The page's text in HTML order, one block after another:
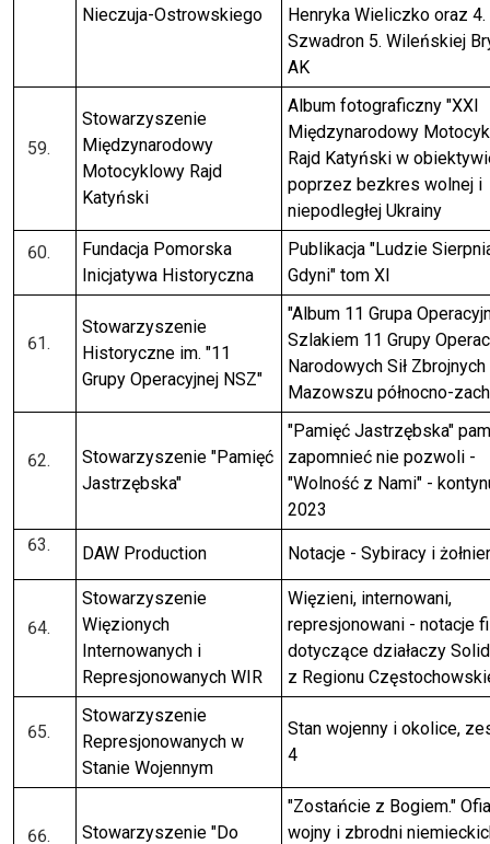
Nieczuja-Ostrowskiego
Henryka Wieliczko oraz 4.
Szwadron 5. Wileńskiej
AK
Stowarzyszenie
Międzynarodowy
Motocyklowy Rajd
Katyński
Album fotograficzny "XXI
Międzynarodowy
Rajd Katyński w
poprzez bezkres wolnej i
niepodległej Ukrainy
Fundacja Pomorska
Inicjatywa Historyczna
Publikacja "Ludzie
Gdyni" tom XI
Stowarzyszenie
Historyczne im. "11
Grupy Operacyjnej NSZ"
"Album 11 Grupa
Szlakiem 11 Grupy
Narodowych Sił
Mazowszu północno-
Stowarzyszenie "Pamięć
Jastrzębska"
"Pamięć Jastrzębska"
zapomnieć nie pozwoli -
"Wolność z Nami" -
2023
DAW Production Notacje - Sybiracy i
Stowarzyszenie
Więzionych
Internowanych i
Represjonowanych WIR
Więzieni, internowani,
represjonowani - notacje
dotyczące działaczy
z Regionu
Stowarzyszenie
Represjonowanych w
Stanie Wojennym
Stan wojenny i okolice,
4
Stowarzyszenie "Do
"Zostańcie z Bogiem."
wojny i zbrodni